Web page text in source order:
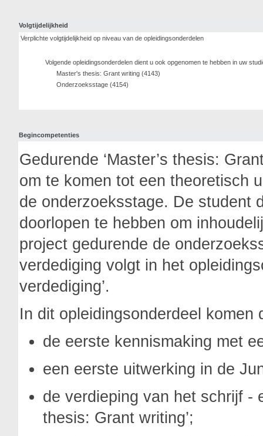
Volgtijdelijkheid
Verplichte volgtijdelijkheid op niveau van de opleidingsonderdelen
Volgende opleidingsonderdelen dient u ook opgenomen te hebben in uw
Master's thesis: Grant writing (4143)
Onderzoeksstage (4154)
Begincompetenties
Gedurende ‘Master’s thesis:
om te komen tot een theoretisch
de onderzoeksstage. De student
doorlopen te hebben om
project gedurende de
verdediging volgt in het
verdediging’.
In dit opleidingsonderdeel
de eerste kennismaking met
een eerste uitwerking in de
de verdieping van het schrijf -
thesis: Grant writing’;